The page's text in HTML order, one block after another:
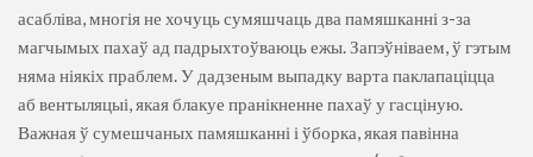
асабліва, многія не хочуць сумяшчаць два памяшканні з-за
магчымых пахаў ад падрыхтоўваюць ежы. Запэўніваем, ў гэтым
няма ніякіх праблем. У дадзеным выпадку варта паклапаціцца
аб вентыляцыі, якая блакуе пранікненне пахаў у гасціную.
Важная ў сумешчаных памяшканні і ўборка, якая павінна